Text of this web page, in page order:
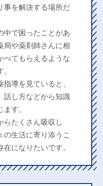
事を解決する場所だ
中で困ったことがあ
局や薬剤師さんに相
べてもらえるような
導を見ていると、
話し方などから知識
す。
らたくさん吸収し
の生活に寄り添うこ
になりたいです。